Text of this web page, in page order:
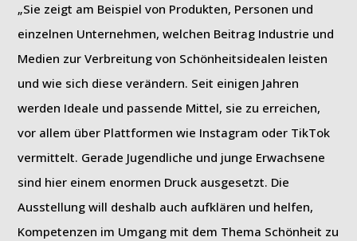
„Sie zeigt am Beispiel von Produkten, Personen und
einzelnen Unternehmen, welchen Beitrag Industrie und
Medien zur Verbreitung von Schönheitsidealen leisten
und wie sich diese verändern. Seit einigen Jahren
werden Ideale und passende Mittel, sie zu erreichen,
vor allem über Plattformen wie Instagram oder TikTok
vermittelt. Gerade Jugendliche und junge Erwachsene
sind hier einem enormen Druck ausgesetzt. Die
Ausstellung will deshalb auch aufklären und helfen,
Kompetenzen im Umgang mit dem Thema Schönheit zu